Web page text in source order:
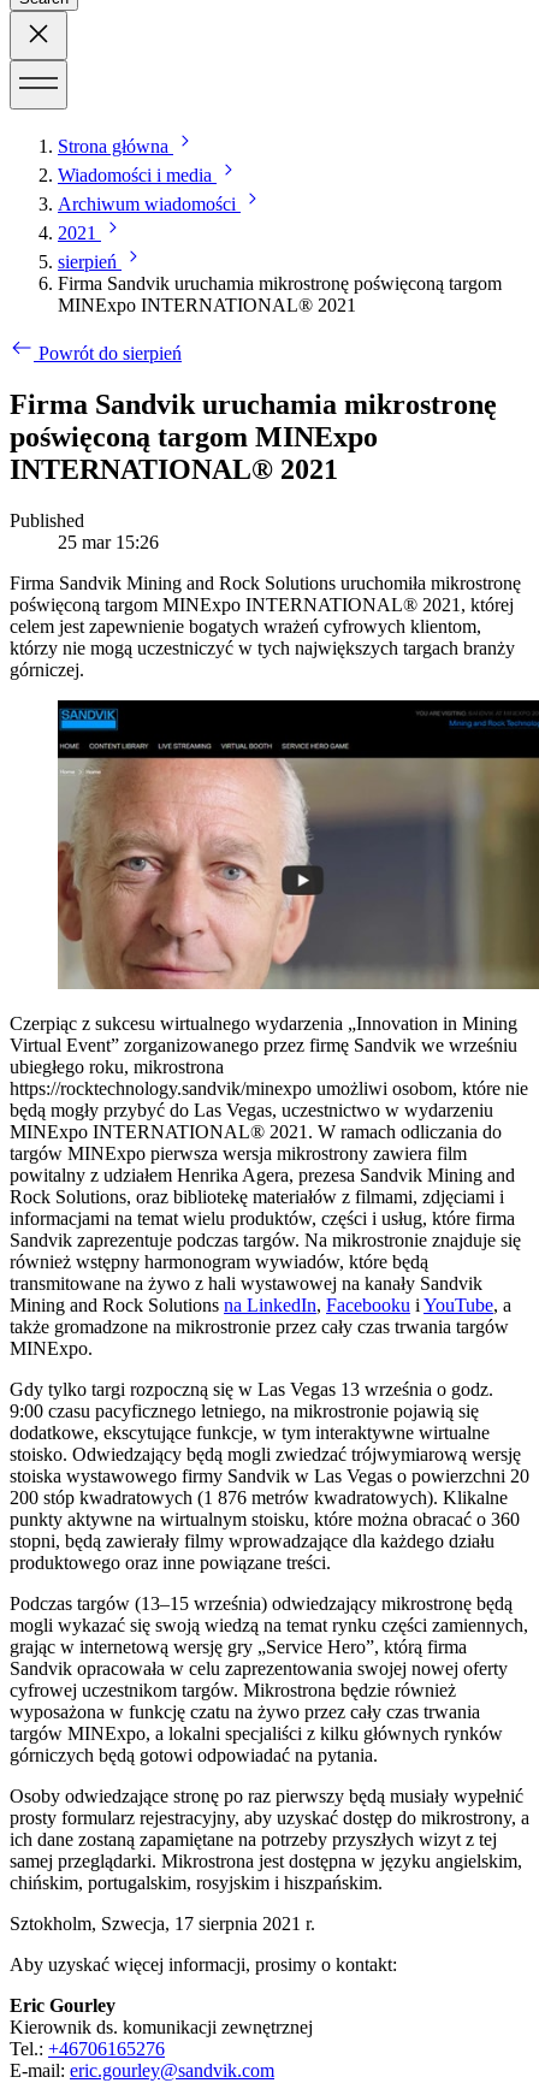
Strona główna
Wiadomości i media
Archiwum wiadomości
2021
sierpień
Firma Sandvik uruchamia mikrostronę poświęconą targom
MINExpo INTERNATIONAL® 2021
Powrót do sierpień
Firma Sandvik uruchamia mikrostronę
poświęconą targom MINExpo
INTERNATIONAL® 2021
Published
25 mar 15:26
Firma Sandvik Mining and Rock Solutions uruchomiła mikrostronę
poświęconą targom MINExpo INTERNATIONAL® 2021, której
celem jest zapewnienie bogatych wrażeń cyfrowych klientom,
którzy nie mogą uczestniczyć w tych największych targach branży
górniczej.
Czerpiąc z sukcesu wirtualnego wydarzenia „Innovation in Mining
Virtual Event” zorganizowanego przez firmę Sandvik we wrześniu
ubiegłego roku, mikrostrona
https://rocktechnology.sandvik/minexpo umożliwi osobom, które nie
będą mogły przybyć do Las Vegas, uczestnictwo w wydarzeniu
MINExpo INTERNATIONAL® 2021. W ramach odliczania do
targów MINExpo pierwsza wersja mikrostrony zawiera film
powitalny z udziałem Henrika Agera, prezesa Sandvik Mining and
Rock Solutions, oraz bibliotekę materiałów z filmami, zdjęciami i
informacjami na temat wielu produktów, części i usług, które firma
Sandvik zaprezentuje podczas targów. Na mikrostronie znajduje się
również wstępny harmonogram wywiadów, które będą
transmitowane na żywo z hali wystawowej na kanały Sandvik
Mining and Rock Solutions na LinkedIn, Facebooku i YouTube, a
także gromadzone na mikrostronie przez cały czas trwania targów
MINExpo.
Gdy tylko targi rozpoczną się w Las Vegas 13 września o godz.
9:00 czasu pacyficznego letniego, na mikrostronie pojawią się
dodatkowe, ekscytujące funkcje, w tym interaktywne wirtualne
stoisko. Odwiedzający będą mogli zwiedzać trójwymiarową wersję
stoiska wystawowego firmy Sandvik w Las Vegas o powierzchni 20
200 stóp kwadratowych (1 876 metrów kwadratowych). Klikalne
punkty aktywne na wirtualnym stoisku, które można obracać o 360
stopni, będą zawierały filmy wprowadzające dla każdego działu
produktowego oraz inne powiązane treści.
Podczas targów (13–15 września) odwiedzający mikrostronę będą
mogli wykazać się swoją wiedzą na temat rynku części zamiennych,
grając w internetową wersję gry „Service Hero”, którą firma
Sandvik opracowała w celu zaprezentowania swojej nowej oferty
cyfrowej uczestnikom targów. Mikrostrona będzie również
wyposażona w funkcję czatu na żywo przez cały czas trwania
targów MINExpo, a lokalni specjaliści z kilku głównych rynków
górniczych będą gotowi odpowiadać na pytania.
Osoby odwiedzające stronę po raz pierwszy będą musiały wypełnić
prosty formularz rejestracyjny, aby uzyskać dostęp do mikrostrony, a
ich dane zostaną zapamiętane na potrzeby przyszłych wizyt z tej
samej przeglądarki. Mikrostrona jest dostępna w języku angielskim,
chińskim, portugalskim, rosyjskim i hiszpańskim.
Sztokholm, Szwecja, 17 sierpnia 2021 r.
Aby uzyskać więcej informacji, prosimy o kontakt:
Eric Gourley
Kierownik ds. komunikacji zewnętrznej
Tel.: +46706165276
E-mail: eric.gourley@sandvik.com